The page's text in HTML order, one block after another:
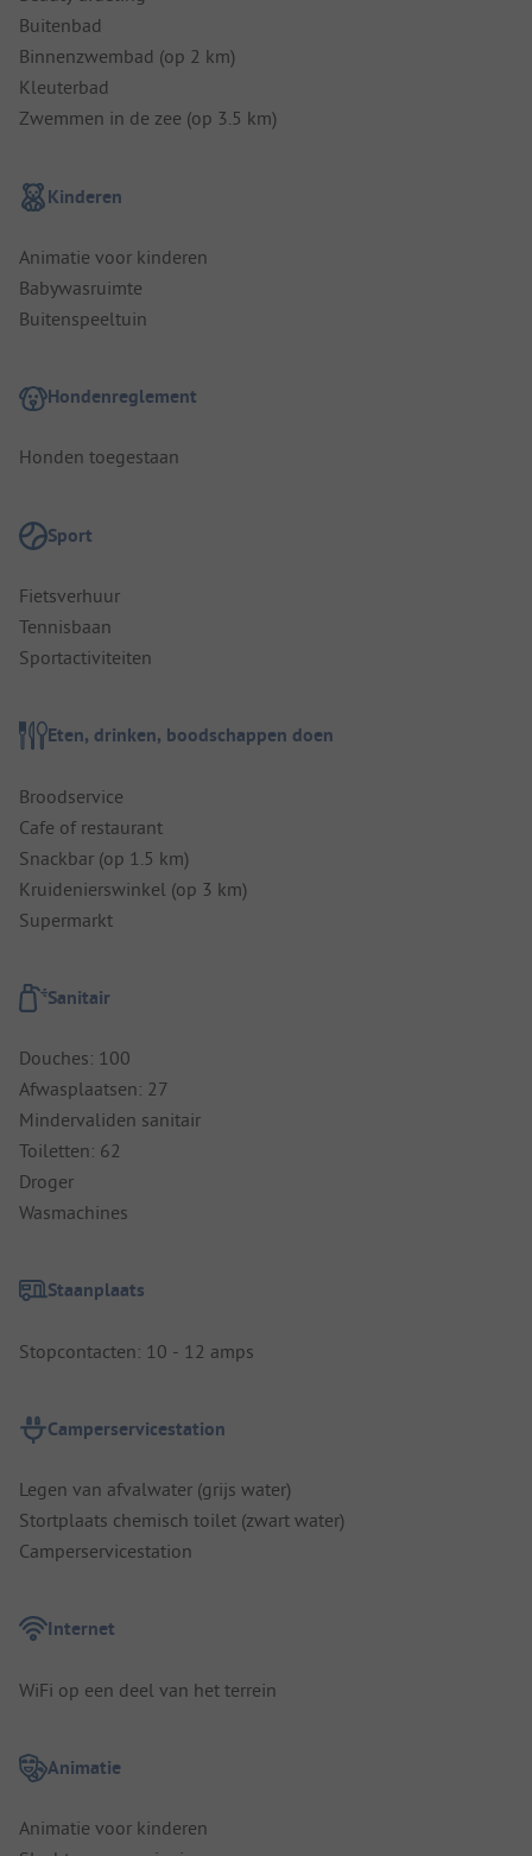
Buitenbad
Binnenzwembad (op 2 km)
Kleuterbad
Zwemmen in de zee (op 3.5 km)
Kinderen
Animatie voor kinderen
Babywasruimte
Buitenspeeltuin
Hondenreglement
Honden toegestaan
Sport
Fietsverhuur
Tennisbaan
Sportactiviteiten
Eten, drinken, boodschappen doen
Broodservice
Cafe of restaurant
Snackbar (op 1.5 km)
Kruidenierswinkel (op 3 km)
Supermarkt
Sanitair
Douches: 100
Afwasplaatsen: 27
Mindervaliden sanitair
Toiletten: 62
Droger
Wasmachines
Staanplaats
Stopcontacten: 10 - 12 amps
Camperservicestation
Legen van afvalwater (grijs water)
Stortplaats chemisch toilet (zwart water)
Camperservicestation
Internet
WiFi op een deel van het terrein
Animatie
Animatie voor kinderen